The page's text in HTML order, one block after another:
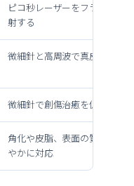
ピコ秒レーザーをフラクショ
射する
微細針と高周波で真皮へ作用
微細針で創傷治癒を促す
角化や皮脂、表面の質感へ比
やかに対応